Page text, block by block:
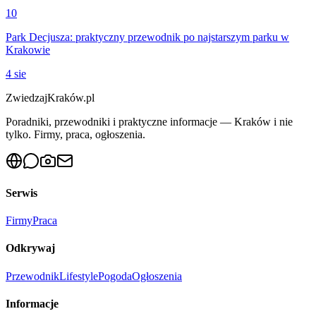
10
Park Decjusza: praktyczny przewodnik po najstarszym parku w
Krakowie
4 sie
ZwiedzajKraków.pl
Poradniki, przewodniki i praktyczne informacje — Kraków i nie
tylko. Firmy, praca, ogłoszenia.
Serwis
FirmyPraca
Odkrywaj
PrzewodnikLifestylePogodaOgłoszenia
Informacje